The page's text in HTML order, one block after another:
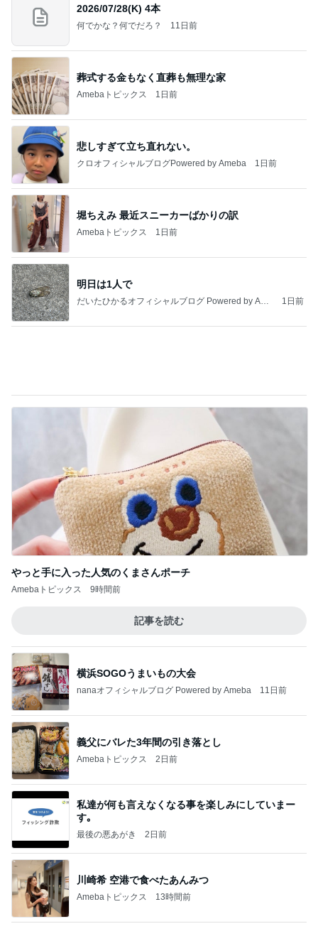
2026/07/28(K) 4本
何でかな？何でだろ？ 11日前
葬式する金もなく直葬も無理な家
Amebaトピックス 1日前
悲しすぎて立ち直れない。
クロオフィシャルブログPowered by Ameba 1日前
堀ちえみ 最近スニーカーばかりの訳
Amebaトピックス 1日前
明日は1人で
だいたひかるオフィシャルブログ Powered by Ame
1日前
やっと手に入った人気のくまさんポーチ
Amebaトピックス 9時間前
記事を読む
横浜SOGOうまいもの大会
nanaオフィシャルブログ Powered by Ameba 11日前
義父にバレた3年間の引き落とし
Amebaトピックス 2日前
私達が何も言えなくなる事を楽しみにしていまー
す｡
最後の悪あがき 2日前
川崎希 空港で食べたあんみつ
Amebaトピックス 13時間前